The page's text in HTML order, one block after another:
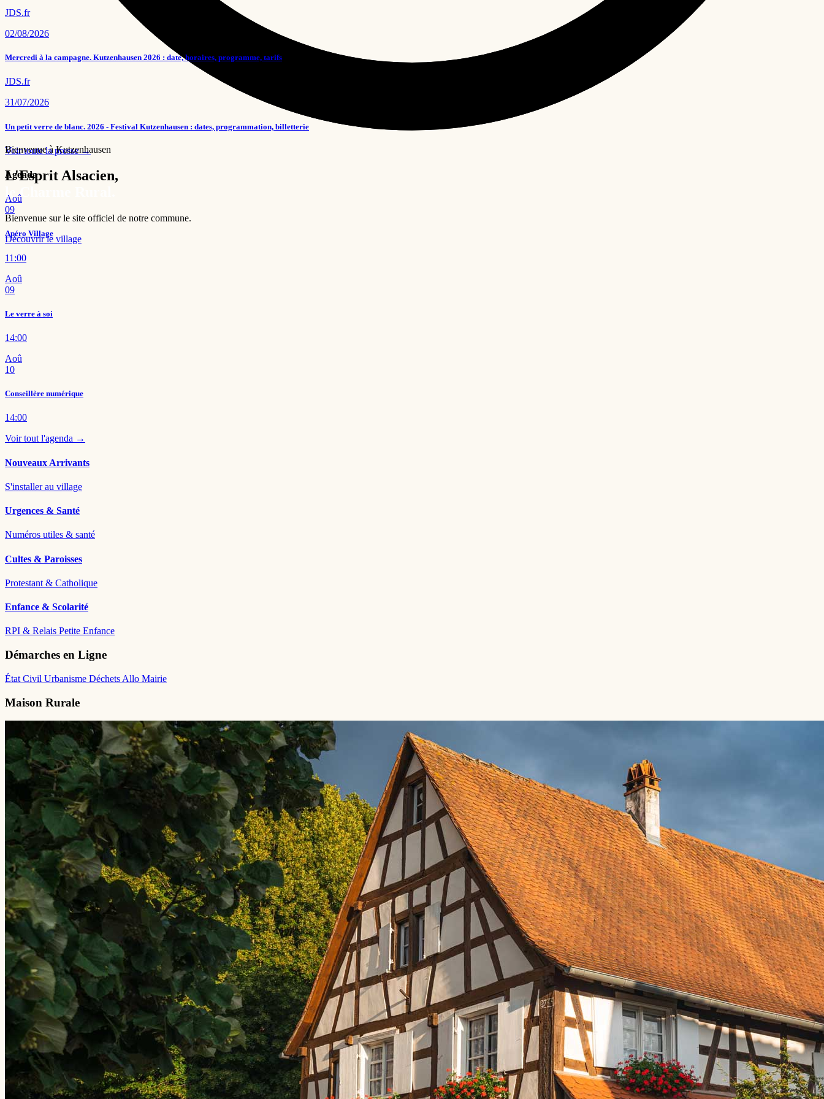
Bienvenue à Kutzenhausen
L'Esprit Alsacien,
le Charme Rural.
Bienvenue sur le site officiel de notre commune.
Découvrir le village
JDS.fr
02/08/2026
Mercredi à la campagne. Kutzenhausen 2026 : date, horaires, programme, tarifs
JDS.fr
31/07/2026
Un petit verre de blanc. 2026 - Festival Kutzenhausen : dates, programmation, billetterie
Voir toute la presse →
Agenda
Aoû
09
Apéro Village
11:00
Aoû
09
Le verre à soi
14:00
Aoû
10
Conseillère numérique
14:00
Voir tout l'agenda →
Nouveaux Arrivants
S'installer au village
Urgences & Santé
Numéros utiles & santé
Cultes & Paroisses
Protestant & Catholique
Enfance & Scolarité
RPI & Relais Petite Enfance
Démarches en Ligne
État Civil Urbanisme Déchets Allo Mairie
Maison Rurale